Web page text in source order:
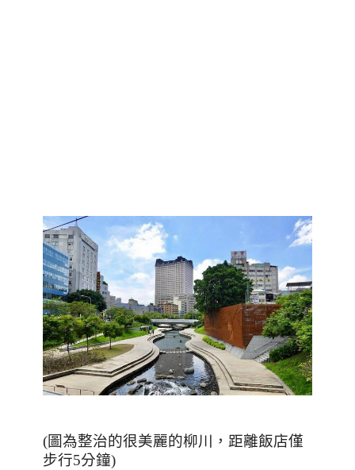
(圖為整治的很美麗的柳川，距離飯店僅
步行5分鐘)